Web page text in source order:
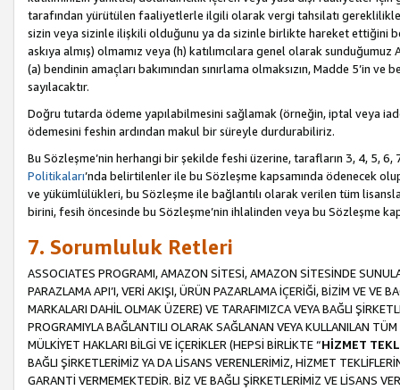
tarafından yürütülen faaliyetlerle ilgili olarak vergi tahsilatı
sizin veya sizinle ilişkili olduğunu ya da sizinle birlikte hareket ettiğini
askıya almış) olmamız veya (h) katılımcılara genel olarak
(a) bendinin amaçları bakımından sınırlama olmaksızın, Madde 5’in
sayılacaktır.
Doğru tutarda ödeme yapılabilmesini sağlamak (örneğin, iptal veya
ödemesini feshin ardından makul bir süreyle durdurabiliriz.
Bu Sözleşme’nin herhangi bir şekilde feshi üzerine, tarafların 3, 4, 5,
Politikaları’nda belirtilenler ile bu Sözleşme kapsamında ödenecek
ve yükümlülükleri, bu Sözleşme ile bağlantılı olarak verilen tüm
birini, fesih öncesinde bu Sözleşme’nin ihlalinden veya bu Sözleşme
7. Sorumluluk Retleri
ASSOCIATES PROGRAMI, AMAZON SİTESİ, AMAZON SİTESİNDE
PARAZLAMA API’I, VERİ AKIŞI, ÜRÜN PAZARLAMA İÇERİĞİ, BİZİM VE VE
MARKALARI DAHİL OLMAK ÜZERE) VE TARAFIMIZCA VEYA BAĞLI
PROGRAMIYLA BAĞLANTILI OLARAK SAĞLANAN VEYA KULLANILAN
MÜLKİYET HAKLARI BİLGİ VE İÇERİKLER (HEPSİ BİRLİKTE “HİZMET
BAĞLI ŞİRKETLERİMİZ YA DA LİSANS VERENLERİMİZ, HİZMET
GARANTİ VERMEMEKTEDİR. BİZ VE BAĞLI ŞİRKETLERİMİZ VE LİSANS